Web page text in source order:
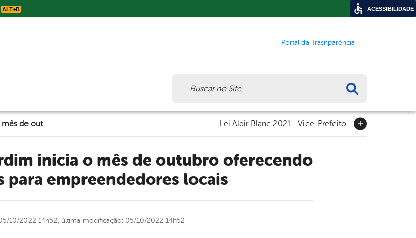
ALT+B
Portal da Trasnparência
Prefeitura de Belo Jardim inicia o mês de outubro oferecendo três cursos para empreendedores locais Lei Aldir Blanc 2021 Vice-Prefeito
para empreendedores locais
10/2022 14h52, última modificação: 05/10/2022 14h52
ACESSIBILIDADE